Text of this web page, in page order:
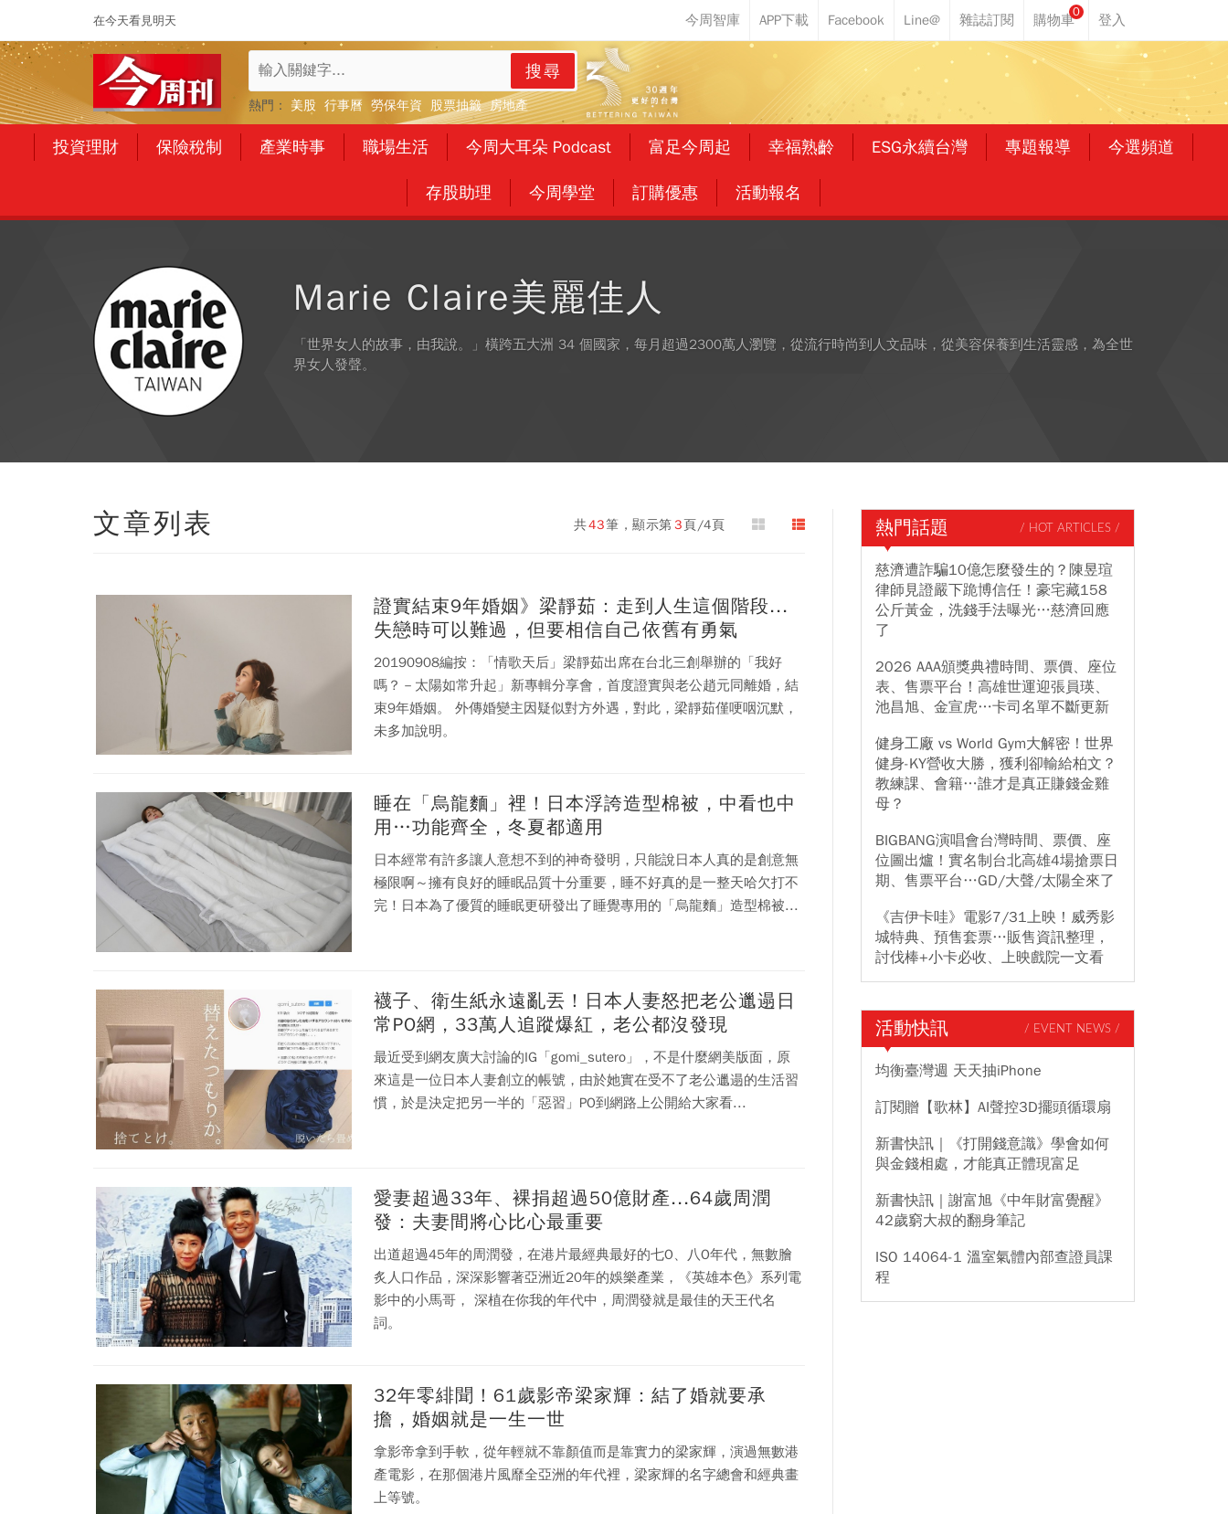
在今天看見明天
0
搜尋
熱門： 美股 行事曆 勞保年資 股票抽籤 房地產
投資理財 保險稅制 產業時事 職場生活 今周大耳朵 Podcast 富足今周起 幸福熟齡 ESG永續台灣 專題報導 今選頻道
存股助理 今周學堂 訂購優惠 活動報名
Marie Claire美麗佳人
「世界女人的故事，由我說。」橫跨五大洲 34 個國家，每月超過2300萬人瀏覽，從流行時尚到人文品味，從美容保養到生活靈感，為全世
界女人發聲。
文章列表 共43筆，顯示第 3頁/4頁
證實結束9年婚姻》梁靜茹：走到人生這個階段...
失戀時可以難過，但要相信自己依舊有勇氣
20190908編按：「情歌天后」梁靜茹出席在台北三創舉辦的「我好
嗎？－太陽如常升起」新專輯分享會，首度證實與老公趙元同離婚，結
束9年婚姻。 外傳婚變主因疑似對方外遇，對此，梁靜茹僅哽咽沉默，
未多加說明。
睡在「烏龍麵」裡！日本浮誇造型棉被，中看也中
用…功能齊全，冬夏都適用
日本經常有許多讓人意想不到的神奇發明，只能說日本人真的是創意無
極限啊～擁有良好的睡眠品質十分重要，睡不好真的是一整天哈欠打不
完！日本為了優質的睡眠更研發出了睡覺專用的「烏龍麵」造型棉被...
襪子、衛生紙永遠亂丟！日本人妻怒把老公邋遢日
常PO網，33萬人追蹤爆紅，老公都沒發現
最近受到網友廣大討論的IG「gomi_sutero」，不是什麼網美版面，原
來這是一位日本人妻創立的帳號，由於她實在受不了老公邋遢的生活習
慣，於是決定把另一半的「惡習」PO到網路上公開給大家看...
愛妻超過33年、裸捐超過50億財產...64歲周潤
發：夫妻間將心比心最重要
出道超過45年的周潤發，在港片最經典最好的七O、八O年代，無數膾
炙人口作品，深深影響著亞洲近20年的娛樂產業，《英雄本色》系列電
影中的小馬哥， 深植在你我的年代中，周潤發就是最佳的天王代名
詞。
32年零緋聞！61歲影帝梁家輝：結了婚就要承
擔，婚姻就是一生一世
拿影帝拿到手軟，從年輕就不靠顏值而是靠實力的梁家輝，演過無數港
產電影，在那個港片風靡全亞洲的年代裡，梁家輝的名字總會和經典畫
上等號。
熱門話題 / HOT ARTICLES /
慈濟遭詐騙10億怎麼發生的？陳昱瑄
律師見證嚴下跪博信任！豪宅藏158
公斤黃金，洗錢手法曝光…慈濟回應
了
2026 AAA頒獎典禮時間、票價、座位
表、售票平台！高雄世運迎張員瑛、
池昌旭、金宣虎…卡司名單不斷更新
健身工廠 vs World Gym大解密！世界
健身-KY營收大勝，獲利卻輸給柏文？
教練課、會籍…誰才是真正賺錢金雞
母？
BIGBANG演唱會台灣時間、票價、座
位圖出爐！實名制台北高雄4場搶票日
期、售票平台…GD/大聲/太陽全來了
《吉伊卡哇》電影7/31上映！威秀影
城特典、預售套票…販售資訊整理，
討伐棒+小卡必收、上映戲院一文看
活動快訊 / EVENT NEWS /
均衡臺灣週 天天抽iPhone
訂閱贈【歌林】AI聲控3D擺頭循環扇
新書快訊｜《打開錢意識》學會如何
與金錢相處，才能真正體現富足
新書快訊｜謝富旭《中年財富覺醒》
42歲窮大叔的翻身筆記
ISO 14064-1 溫室氣體內部查證員課
程